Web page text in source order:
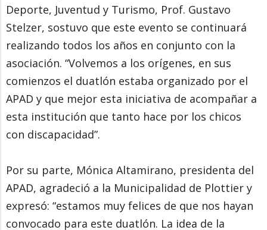
Deporte, Juventud y Turismo, Prof. Gustavo
Stelzer, sostuvo que este evento se continuará
realizando todos los años en conjunto con la
asociación. “Volvemos a los orígenes, en sus
comienzos el duatlón estaba organizado por el
APAD y que mejor esta iniciativa de acompañar a
esta institución que tanto hace por los chicos
con discapacidad”.
Por su parte, Mónica Altamirano, presidenta del
APAD, agradeció a la Municipalidad de Plottier y
expresó: “estamos muy felices de que nos hayan
convocado para este duatlón. La idea de la